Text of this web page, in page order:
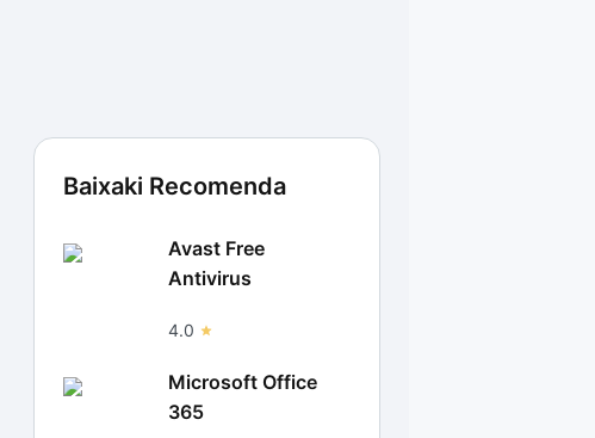
Baixaki Recomenda
Avast Free
Antivirus
4.0
Microsoft Office
365